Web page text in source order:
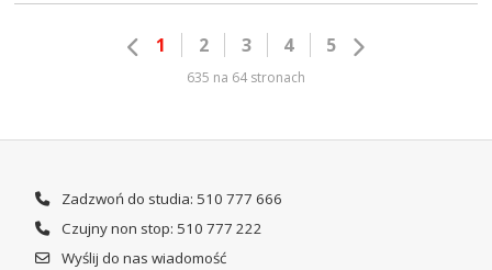
1 2 3 4 5
635 na 64 stronach
Zadzwoń do studia: 510 777 666
Czujny non stop: 510 777 222
Wyślij do nas wiadomość